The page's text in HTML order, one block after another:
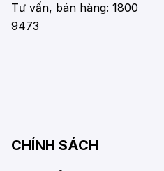
Tư vấn, bán hàng: 1800
9473
CHÍNH SÁCH